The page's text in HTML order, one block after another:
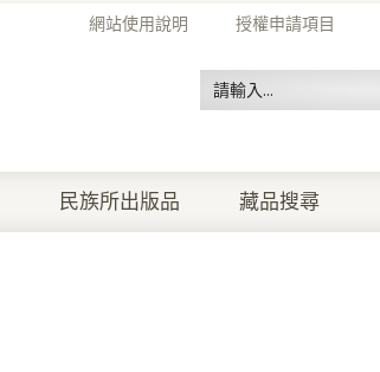
網站使用說明 授權申請項目
民族所出版品 藏品搜尋